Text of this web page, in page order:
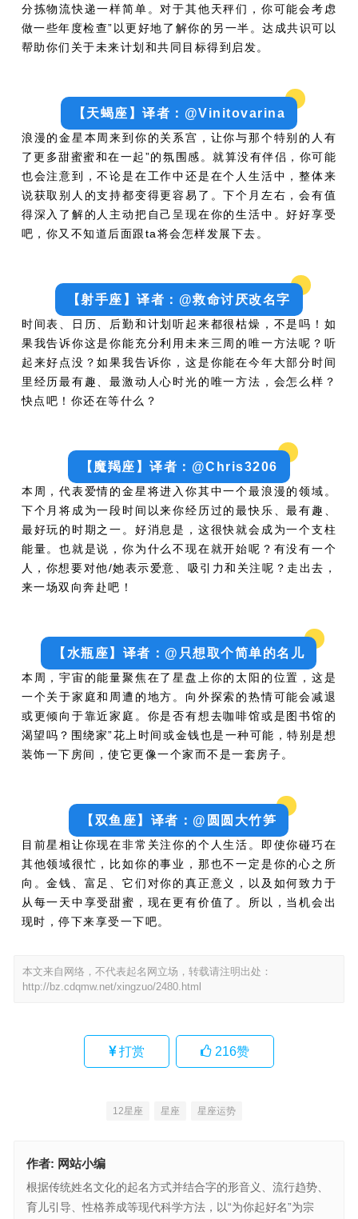
分拣物流快递一样简单。对于其他天秤们，你可能会考虑
做一些年度检查”以更好地了解你的另一半。达成共识可以
帮助你们关于未来计划和共同目标得到启发。
【天蝎座】译者：@Vinitovarina
浪漫的金星本周来到你的关系宫，让你与那个特别的人有
了更多甜蜜蜜和在一起”的氛围感。就算没有伴侣，你可能
也会注意到，不论是在工作中还是在个人生活中，整体来
说获取别人的支持都变得更容易了。下个月左右，会有值
得深入了解的人主动把自己呈现在你的生活中。好好享受
吧，你又不知道后面跟ta将会怎样发展下去。
【射手座】译者：@救命讨厌改名字
时间表、日历、后勤和计划听起来都很枯燥，不是吗！如
果我告诉你这是你能充分利用未来三周的唯一方法呢？听
起来好点没？如果我告诉你，这是你能在今年大部分时间
里经历最有趣、最激动人心时光的唯一方法，会怎么样？
快点吧！你还在等什么？
【魔羯座】译者：@Chris3206
本周，代表爱情的金星将进入你其中一个最浪漫的领域。
下个月将成为一段时间以来你经历过的最快乐、最有趣、
最好玩的时期之一。好消息是，这很快就会成为一个支柱
能量。也就是说，你为什么不现在就开始呢？有没有一个
人，你想要对他/她表示爱意、吸引力和关注呢？走出去，
来一场双向奔赴吧！
【水瓶座】译者：@只想取个简单的名儿
本周，宇宙的能量聚焦在了星盘上你的太阳的位置，这是
一个关于家庭和周遭的地方。向外探索的热情可能会减退
或更倾向于靠近家庭。你是否有想去咖啡馆或是图书馆的
渴望吗？围绕家”花上时间或金钱也是一种可能，特别是想
装饰一下房间，使它更像一个家而不是一套房子。
【双鱼座】译者：@圆圆大竹笋
目前星相让你现在非常关注你的个人生活。即使你碰巧在
其他领域很忙，比如你的事业，那也不一定是你的心之所
向。金钱、富足、它们对你的真正意义，以及如何致力于
从每一天中享受甜蜜，现在更有价值了。所以，当机会出
现时，停下来享受一下吧。
本文来自网络，不代表起名网立场，转载请注明出处：
http://bz.cdqmw.net/xingzuo/2480.html
打赏 216赞
12星座 星座 星座运势
作者: 网站小编
根据传统姓名文化的起名方式并结合字的形音义、流行趋势、
育儿引导、性格养成等现代科学方法，以“为你起好名”为宗